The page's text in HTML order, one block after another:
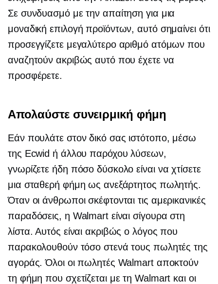
Σε συνδυασμό με την απαίτηση για μια
μοναδική επιλογή προϊόντων, αυτό σημαίνει ότι
προσεγγίζετε μεγαλύτερο αριθμό ατόμων που
αναζητούν ακριβώς αυτό που έχετε να
προσφέρετε.
Απολαύστε συνειρμική φήμη
Εάν πουλάτε στον δικό σας ιστότοπο, μέσω
της Ecwid ή άλλου παρόχου λύσεων,
γνωρίζετε ήδη πόσο δύσκολο είναι να χτίσετε
μια σταθερή φήμη ως ανεξάρτητος πωλητής.
Όταν οι άνθρωποι σκέφτονται τις αμερικανικές
παραδόσεις, η Walmart είναι σίγουρα στη
λίστα. Αυτός είναι ακριβώς ο λόγος που
παρακολουθούν τόσο στενά τους πωλητές της
αγοράς. Όλοι οι πωλητές Walmart αποκτούν
τη φήμη που σχετίζεται με τη Walmart και οι